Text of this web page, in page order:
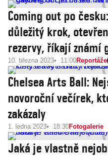
Coming out po
důležitý krok,
rezervy, říkají známí
10. března 2023 11:00Reportáže
Chelsea Arts Ball:
novoroční večírek,
zakázaly
1. ledna 2023 18:30Fotogalerie
Jaká je vlastně